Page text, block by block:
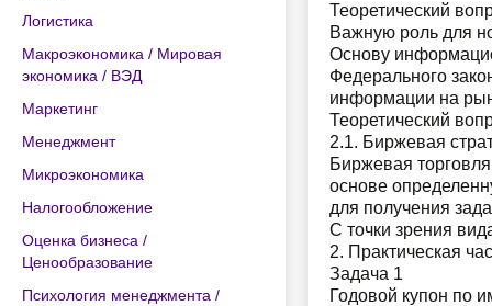
Логистика
Макроэкономика / Мировая
экономика / ВЭД
Маркетинг
Менеджмент
Микроэкономика
Налогообложение
Оценка бизнеса /
Ценообразование
Психология менеджмента /
Теоретический
Важную роль для
Основу
Федерального
информации на
Теоретический
2.1. Биржевая
Биржевая
основе
для получения
С точки зрения
2. Практическая
Задача 1
Годовой купон по